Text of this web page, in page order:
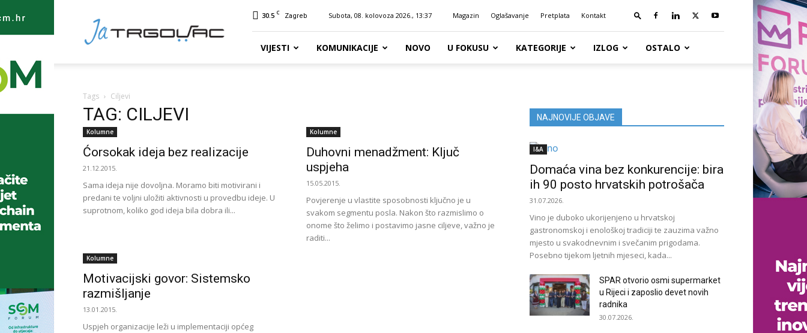
TRGOVAC
30.5 C Zagreb Subota, 08. kolovoza 2026., 13:37 Magazin Oglašavanje Pretplata Kontakt
VIJESTI KOMUNIKACIJE NOVO U FOKUSU KATEGORIJE IZLOG OSTALO
Tags Ciljevi
TAG: CILJEVI
Kolumne
Ćorsokak ideja bez realizacije
21.12.2015.
Sama ideja nije dovoljna. Moramo biti motivirani i
predani te voljni uložiti aktivnosti u provedbu ideje. U
suprotnom, koliko god ideja bila dobra ili...
Kolumne
Duhovni menadžment: Ključ
uspjeha
15.05.2015.
Povjerenje u vlastite sposobnosti ključno je u
svakom segmentu posla. Nakon što razmislimo o
onome što želimo i postavimo jasne ciljeve, važno je
raditi...
Kolumne
Motivacijski govor: Sistemsko
razmišljanje
13.01.2015.
Uspjeh organizacije leži u implementaciji općeg
NAJNOVIJE OBJAVE
I&A
Domaća vina bez konkurencije: bira
ih 90 posto hrvatskih potrošača
31.07.2026.
Vino je duboko ukorijenjeno u hrvatskoj
gastronomskoj i enološkoj tradiciji te zauzima važno
mjesto u svakodnevnim i svečanim prigodama.
Posebno tijekom ljetnih mjeseci, kada...
SPAR otvorio osmi supermarket
u Rijeci i zaposlio devet novih
radnika
30.07.2026.